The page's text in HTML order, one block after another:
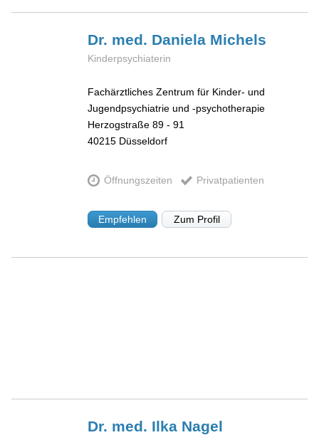
Dr. med. Daniela Michels
Kinderpsychiaterin
Fachärztliches Zentrum für Kinder- und
Jugendpsychiatrie und -psychotherapie
Herzogstraße 89 - 91
40215 Düsseldorf
Öffnungszeiten Privatpatienten
Empfehlen Zum Profil
Dr. med. Ilka Nagel